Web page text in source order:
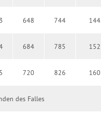
648 744 144
684 785 152
720 826 160
des Falles